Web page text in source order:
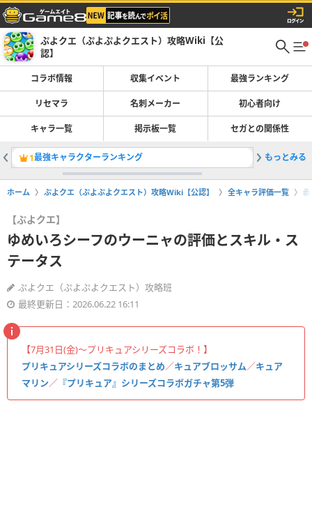
ぷよクエ（ぷよぷよクエスト）攻略Wiki【公
認】
コラボ情報 収集イベント 最強ランキング
リセマラ 名刺メーカー 初心者向け
キャラ一覧 掲示板一覧 セガとの関係性
1最強キャラクターランキング 2トワの
もっとみる
ホーム ぷよクエ（ぷよぷよクエスト）攻略Wiki【公認】 全キャラ評価一覧
【ぷよクエ】
ゆめいろシーフのウーニャの評価とスキル・ス
テータス
ぷよクエ（ぷよぷよクエスト）攻略班
最終更新日：2026.06.22 16:11
【7月31日(金)〜プリキュアシリーズコラボ！】
プリキュアシリーズコラボのまとめ／キュアブロッサム／キュア
マリン／ 『プリキュア』シリーズコラボガチャ第5弾